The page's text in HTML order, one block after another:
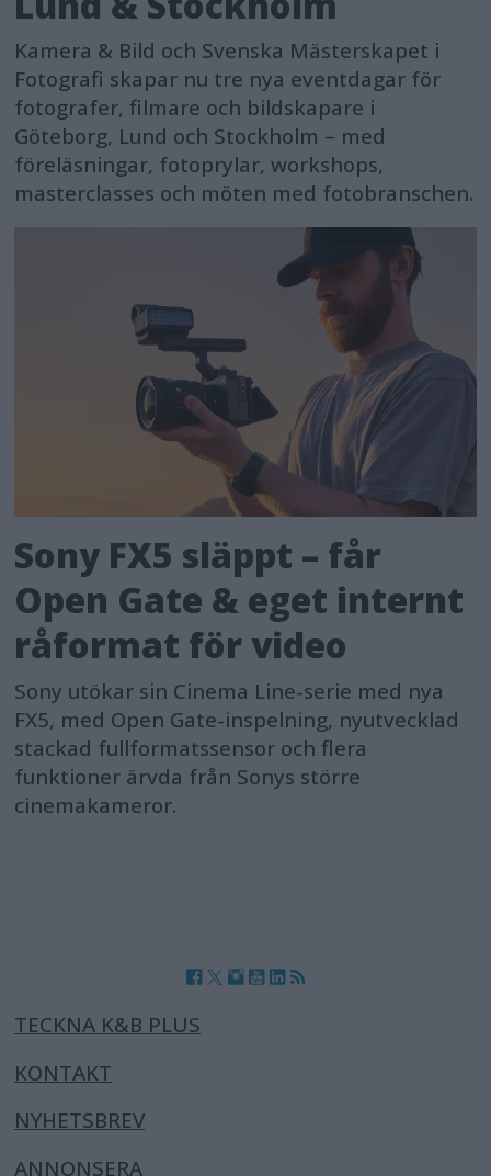
Kamera & Bild och Svenska Mästerskapet i
Fotografi skapar nu tre nya eventdagar för
fotografer, filmare och bildskapare i
Göteborg, Lund och Stockholm – med
föreläsningar, fotoprylar, workshops,
masterclasses och möten med fotobranschen.
Sony FX5 släppt – får
Open Gate & eget internt
råformat för video
Sony utökar sin Cinema Line-serie med nya
FX5, med Open Gate-inspelning, nyutvecklad
stackad fullformatssensor och flera
funktioner ärvda från Sonys större
cinemakameror.
TECKNA K&B PLUS
KONTAKT
NYHETSBREV
ANNONSERA